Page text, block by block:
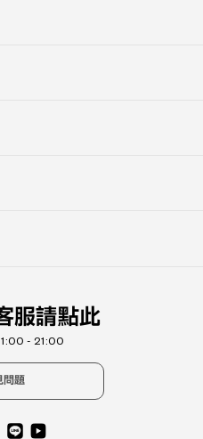
服請點此
- 21:00
問題